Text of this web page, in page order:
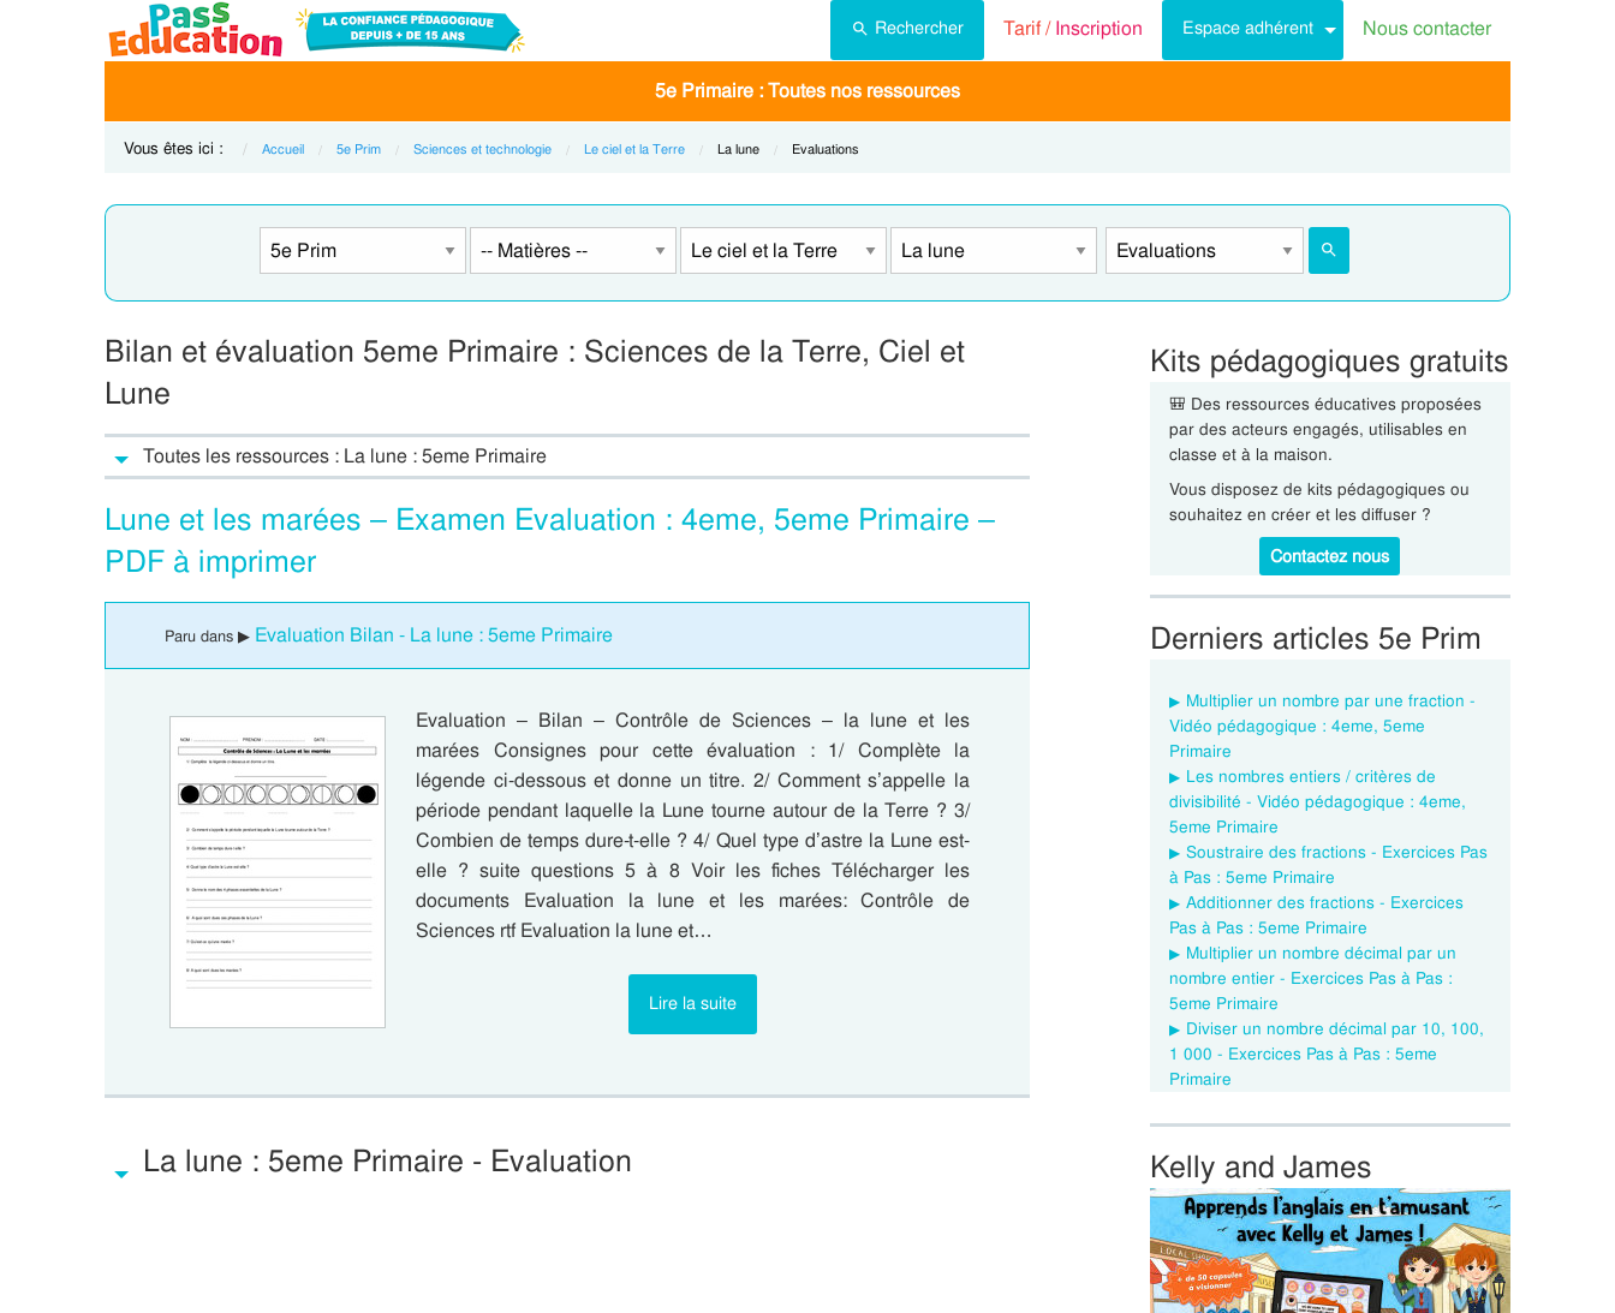
Rechercher Tarif /Inscription Espace adhérent Nous contacter
5e Primaire : Toutes nos ressources
Vous êtes ici : Accueil 5e Prim Sciences et technologie Le ciel et la Terre Current:
La lune Current:
Evaluations
Bilan et évaluation 5eme Primaire : Sciences de la Terre, Ciel et
Lune
Toutes les ressources : La lune : 5eme Primaire
Lune et les marées – Examen Evaluation : 4eme, 5eme Primaire –
PDF à imprimer
Paru dans ▶ Evaluation Bilan - La lune : 5eme Primaire
Evaluation – Bilan – Contrôle de Sciences – la lune et les
marées Consignes pour cette évaluation : 1/ Complète la
légende ci-dessous et donne un titre. 2/ Comment s’appelle la
période pendant laquelle la Lune tourne autour de la Terre ? 3/
Combien de temps dure-t-elle ? 4/ Quel type d’astre la Lune est-
elle ? suite questions 5 à 8 Voir les fiches Télécharger les
documents Evaluation la lune et les marées: Contrôle de
Sciences rtf Evaluation la lune et…
Lire la suite
La lune : 5eme Primaire - Evaluation
Kits pédagogiques gratuits
🎒 Des ressources éducatives proposées
par des acteurs engagés, utilisables en
classe et à la maison.
Vous disposez de kits pédagogiques ou
souhaitez en créer et les diffuser ?
Contactez nous
Derniers articles 5e Prim
Multiplier un nombre par une fraction -
Vidéo pédagogique : 4eme, 5eme
Primaire
Les nombres entiers / critères de
divisibilité - Vidéo pédagogique : 4eme,
5eme Primaire
Soustraire des fractions - Exercices Pas
à Pas : 5eme Primaire
Additionner des fractions - Exercices
Pas à Pas : 5eme Primaire
Multiplier un nombre décimal par un
nombre entier - Exercices Pas à Pas :
5eme Primaire
Diviser un nombre décimal par 10, 100,
1 000 - Exercices Pas à Pas : 5eme
Primaire
Kelly and James